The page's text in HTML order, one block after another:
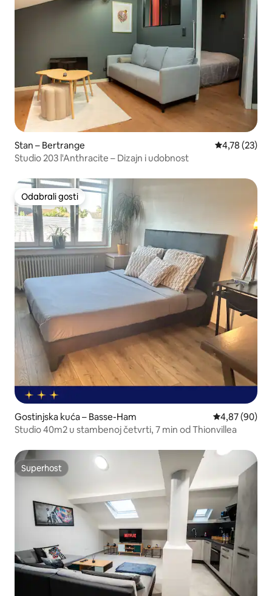
Stan – Bertrange Prosječna
4,78 (23)
Studio 203 l'Anthracite – Dizajn i udobnost
Odabrali gosti
Odabrali gosti
Gostinjska kuća – Basse-Ham Prosječna
4,87 (90)
Studio 40m2 u stambenoj četvrti, 7 min od Thionvillea
Superhost
Superhost